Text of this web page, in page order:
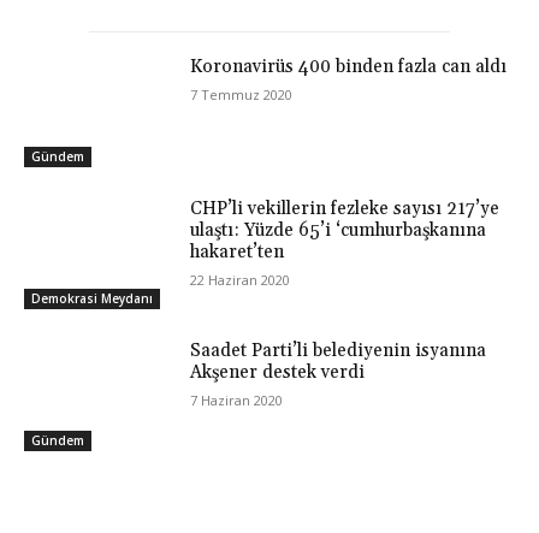
Gündem
Koronavirüs 400 binden fazla can aldı
7 Temmuz 2020
Demokrasi Meydanı
CHP’li vekillerin fezleke sayısı 217’ye
ulaştı: Yüzde 65’i ‘cumhurbaşkanına
hakaret’ten
22 Haziran 2020
Gündem
Saadet Parti’li belediyenin isyanına
Akşener destek verdi
7 Haziran 2020